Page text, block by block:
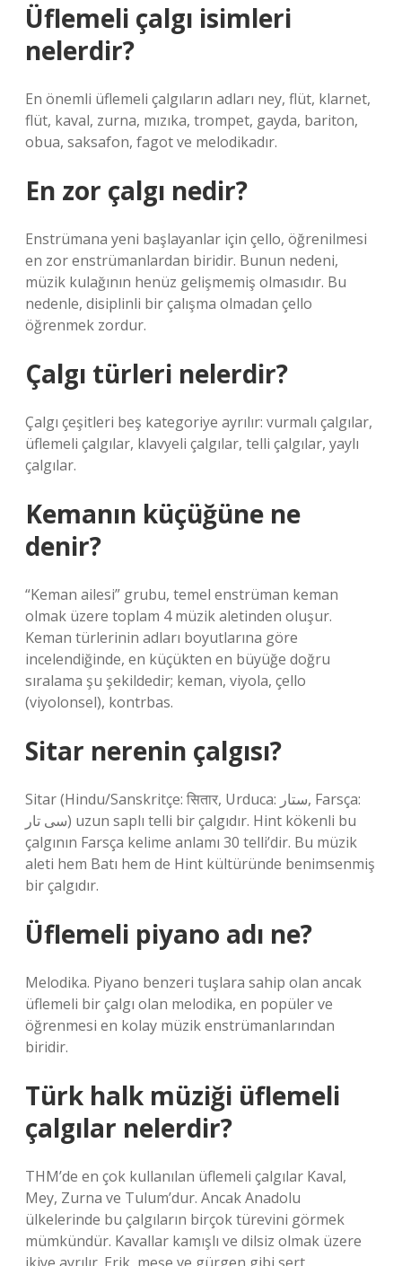
Üflemeli çalgı isimleri
nelerdir?
En önemli üflemeli çalgıların adları ney, flüt, klarnet,
flüt, kaval, zurna, mızıka, trompet, gayda, bariton,
obua, saksafon, fagot ve melodikadır.
En zor çalgı nedir?
Enstrümana yeni başlayanlar için çello, öğrenilmesi
en zor enstrümanlardan biridir. Bunun nedeni,
müzik kulağının henüz gelişmemiş olmasıdır. Bu
nedenle, disiplinli bir çalışma olmadan çello
öğrenmek zordur.
Çalgı türleri nelerdir?
Çalgı çeşitleri beş kategoriye ayrılır: vurmalı çalgılar,
üflemeli çalgılar, klavyeli çalgılar, telli çalgılar, yaylı
çalgılar.
Kemanın küçüğüne ne
denir?
“Keman ailesi” grubu, temel enstrüman keman
olmak üzere toplam 4 müzik aletinden oluşur.
Keman türlerinin adları boyutlarına göre
incelendiğinde, en küçükten en büyüğe doğru
sıralama şu şekildedir; keman, viyola, çello
(viyolonsel), kontrbas.
Sitar nerenin çalgısı?
Sitar (Hindu/Sanskritçe: सितार, Urduca: ستار, Farsça:
سی تار) uzun saplı telli bir çalgıdır. Hint kökenli bu
çalgının Farsça kelime anlamı 30 telli’dir. Bu müzik
aleti hem Batı hem de Hint kültüründe benimsenmiş
bir çalgıdır.
Üflemeli piyano adı ne?
Melodika. Piyano benzeri tuşlara sahip olan ancak
üflemeli bir çalgı olan melodika, en popüler ve
öğrenmesi en kolay müzik enstrümanlarından
biridir.
Türk halk müziği üflemeli
çalgılar nelerdir?
THM’de en çok kullanılan üflemeli çalgılar Kaval,
Mey, Zurna ve Tulum’dur. Ancak Anadolu
ülkelerinde bu çalgıların birçok türevini görmek
mümkündür. Kavallar kamışlı ve dilsiz olmak üzere